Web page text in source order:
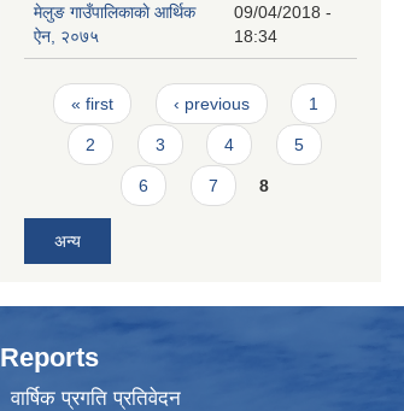
मेलुङ गाउँपालिकाकाे आर्थिक
ऐन, २०७५
09/04/2018 -
18:34
Pages
« first ‹ previous 1
2 3 4 5
6 7 8
अन्य
Reports
वार्षिक प्रगति प्रतिवेदन